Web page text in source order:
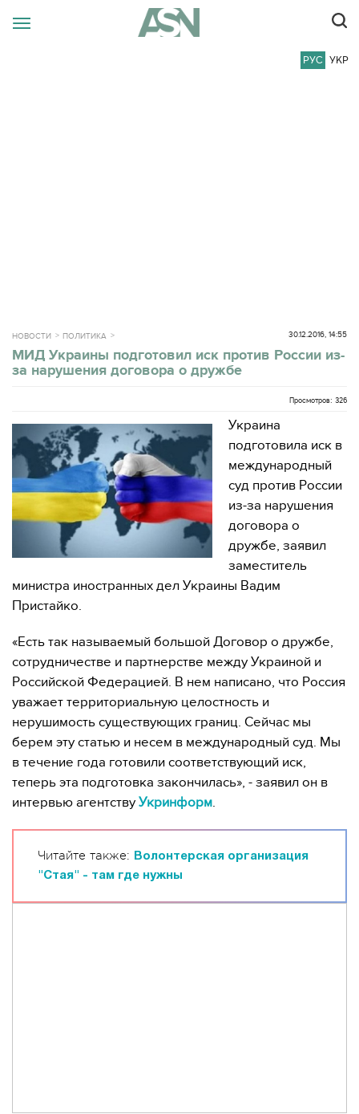
РУС УКР
НОВОСТИ ПОЛИТИКА 30.12.2016, 14:55
МИД Украины подготовил иск против России из-
за нарушения договора о дружбе
Просмотров: 326
Украина
подготовила иск в
международный
суд против России
из-за нарушения
договора о
дружбе, заявил
заместитель
министра иностранных дел Украины Вадим
Пристайко.
«Есть так называемый большой Договор о дружбе,
сотрудничестве и партнерстве между Украиной и
Российской Федерацией. В нем написано, что Россия
уважает территориальную целостность и
нерушимость существующих границ. Сейчас мы
берем эту статью и несем в международный суд. Мы
в течение года готовили соответствующий иск,
теперь эта подготовка закончилась», - заявил он в
интервью агентству Укринформ.
Читайте также:
Волонтерская организация
"Стая" - там где нужны